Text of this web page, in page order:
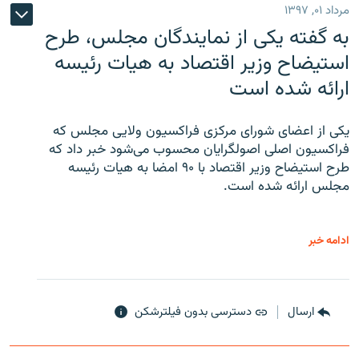
مرداد ۰۱, ۱۳۹۷
به گفته یکی از نمایندگان مجلس، طرح
استیضاح وزیر اقتصاد به هیات رئیسه
ارائه شده است
یکی از اعضای شورای مرکزی فراکسیون ولایی مجلس که
فراکسیون اصلی اصولگرایان محسوب می‌شود خبر داد که
طرح استیضاح وزیر اقتصاد با ۹۰ امضا به هیات رئیسه
مجلس ارائه شده است.
ادامه خبر
ارسال دسترسی بدون فیلترشکن